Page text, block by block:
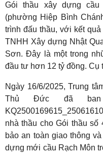
Gói thầu xây dựng
(phường Hiệp Bình
trình đấu thầu, với kết
TNHH Xây dựng Nhật
Sơn. Đây là một trong
đầu tư hơn 12 tỷ đồng. Cụ
Ngày 16/6/2025, Trung
Thủ Đức đã
nhà thầu cho Gói thầu
bảo an toàn giao thông
dựng mới cầu Rạch Môn